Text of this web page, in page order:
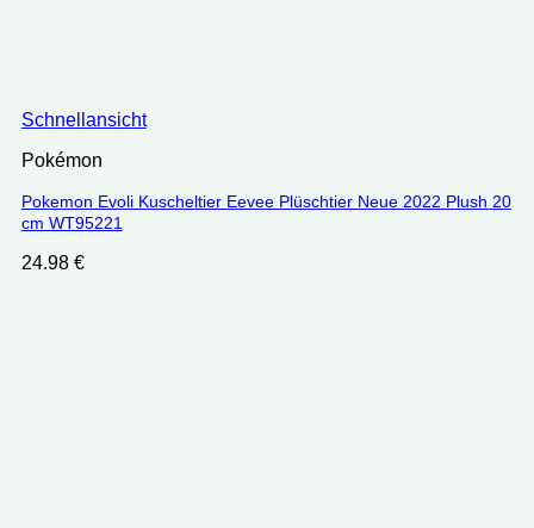
Schnellansicht
Pokémon
Pokemon Evoli Kuscheltier Eevee Plüschtier Neue 2022 Plush 20
cm WT95221
24.98 €